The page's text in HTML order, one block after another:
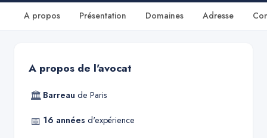
A propos Présentation Domaines Adresse
A propos de l'avocat
🏛 Barreau de Paris
📅 16 années d'expérience